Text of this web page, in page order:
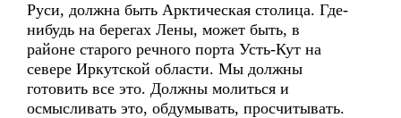
Руси, должна быть Арктическая столица. Где-
нибудь на берегах Лены, может быть, в
районе старого речного порта Усть-Кут на
севере Иркутской области. Мы должны
готовить все это. Должны молиться и
осмысливать это, обдумывать, просчитывать.